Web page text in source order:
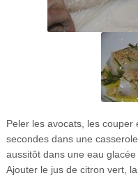
Peler les avocats, les
secondes dans une
aussitôt dans une eau
Ajouter le jus de citron vert,